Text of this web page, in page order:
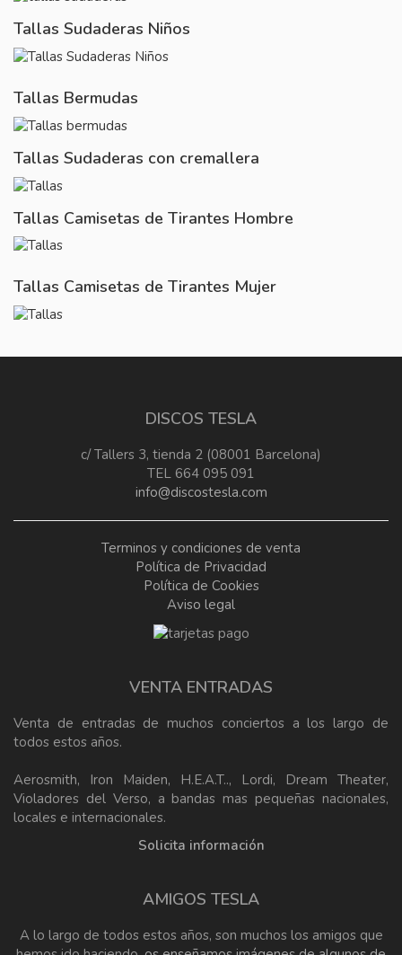
Tallas Sudaderas Niños
Tallas Bermudas
Tallas Sudaderas con cremallera
Tallas Camisetas de Tirantes Hombre
Tallas Camisetas de Tirantes Mujer
DISCOS TESLA
c/ Tallers 3, tienda 2 (08001 Barcelona)
TEL 664 095 091
info@discostesla.com
Terminos y condiciones de venta
Política de Privacidad
Política de Cookies
Aviso legal
VENTA ENTRADAS
Venta de entradas de muchos conciertos a los largo de
todos estos años.
Aerosmith, Iron Maiden, H.E.A.T.., Lordi, Dream Theater,
Violadores del Verso, a bandas mas pequeñas nacionales,
locales e internacionales.
Solicita información
AMIGOS TESLA
A lo largo de todos estos años, son muchos los amigos que